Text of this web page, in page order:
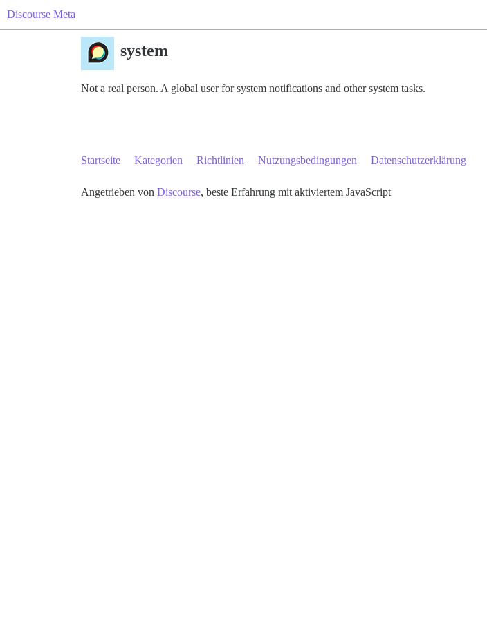
Discourse Meta
system
Not a real person. A global user for system notifications and other system tasks.
Startseite Kategorien Richtlinien Nutzungsbedingungen Datenschutzerklärung
Angetrieben von Discourse, beste Erfahrung mit aktiviertem JavaScript